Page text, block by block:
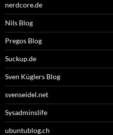
nerdcore.de
Nils Blog
Pregos Blog
Suckup.de
Sven Küglers Blog
svenseidel.net
Sysadminslife
ubuntublog.ch